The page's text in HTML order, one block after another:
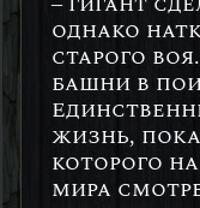
однако
старого
башни в
жизнь,
которого
мира